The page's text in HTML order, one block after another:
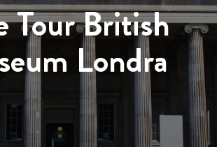
Tour British
Londra